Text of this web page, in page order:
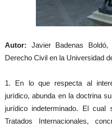
Autor: Javier Badenas
Derecho Civil en la Universidad
1. En lo que respecta al
jurídico, abunda en la doctrina
jurídico indeterminado. El
Tratados Internacionales,